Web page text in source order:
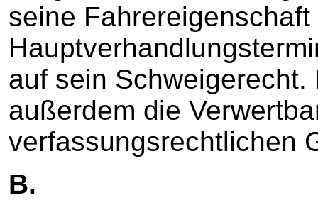
seine Fahrereigenschaft
auf sein Schweigerecht.
außerdem die
verfassungsrechtlichen
B.